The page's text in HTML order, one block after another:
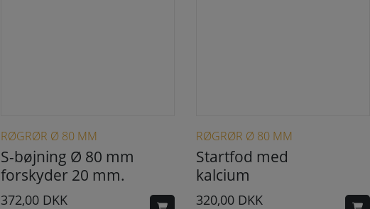
RØGRØR Ø 80 MM
S-bøjning Ø 80 mm
forskyder 20 mm.
372,00 DKK
RØGRØR Ø 80 MM
Startfod med
kalcium
320,00 DKK